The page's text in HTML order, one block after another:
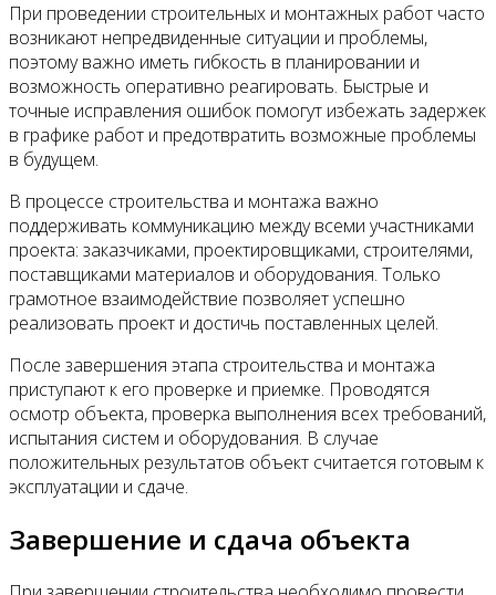
При проведении строительных и монтажных работ часто
возникают непредвиденные ситуации и проблемы,
поэтому важно иметь гибкость в планировании и
возможность оперативно реагировать. Быстрые и
точные исправления ошибок помогут избежать задержек
в графике работ и предотвратить возможные проблемы
в будущем.
В процессе строительства и монтажа важно
поддерживать коммуникацию между всеми участниками
проекта: заказчиками, проектировщиками, строителями,
поставщиками материалов и оборудования. Только
грамотное взаимодействие позволяет успешно
реализовать проект и достичь поставленных целей.
После завершения этапа строительства и монтажа
приступают к его проверке и приемке. Проводятся
осмотр объекта, проверка выполнения всех требований,
испытания систем и оборудования. В случае
положительных результатов объект считается готовым к
эксплуатации и сдаче.
Завершение и сдача объекта